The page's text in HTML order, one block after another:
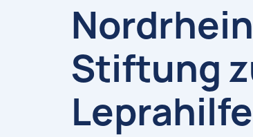
Stiftung
Leprahilfe